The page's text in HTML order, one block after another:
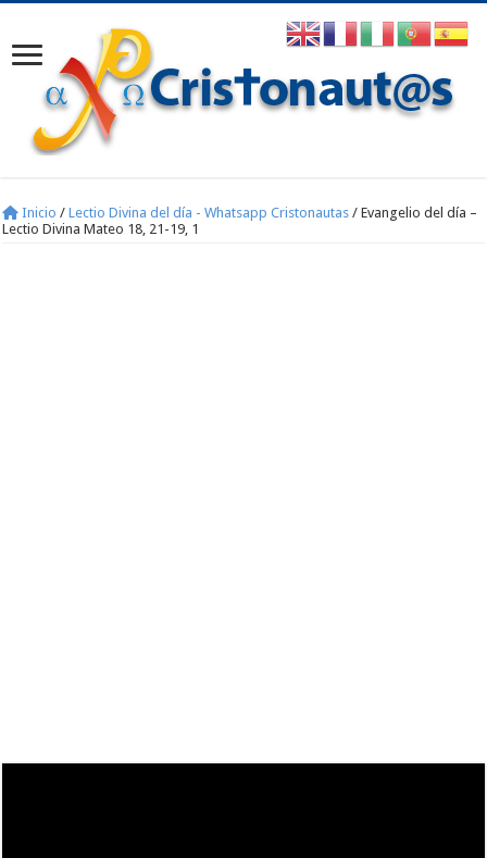
Inicio / Lectio Divina del día - Whatsapp Cristonautas / Evangelio del día –
Lectio Divina Mateo 18, 21-19, 1